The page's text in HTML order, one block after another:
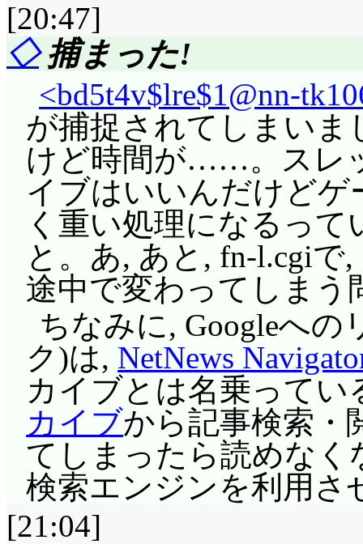
形……何だか重力加
はり偽月じゃないか
すが, この瞬間は流石
した。で, 宇宙人と
される(^^;;; クリスタ
で拾った宇宙生物, 最
ましたが, さて何でし
ければならないでし
よると「サチコ(小)」
乗れないと言われた
の奪い合いを繰り広
うしている間にロケ
い……天井開いて大丈
くのかと思ってしま
こちらもふてくされ
りストレートに言い
[20:47]
◇捕まった!
<bd5t4v$lre$1@nn-
が捕捉されてしまいま
けど時間が……。スレ
イブはいいんだけど
く重い処理になるっ
と。あ, あと, fn-l.cgiで
途中で変わってしまう
ちなみに, Googleへの
ク)は, NetNews
カイブとは名乗って
カイブから記事検索・
てしまったら読めなく
検索エンジンを利用さ
[21:04]